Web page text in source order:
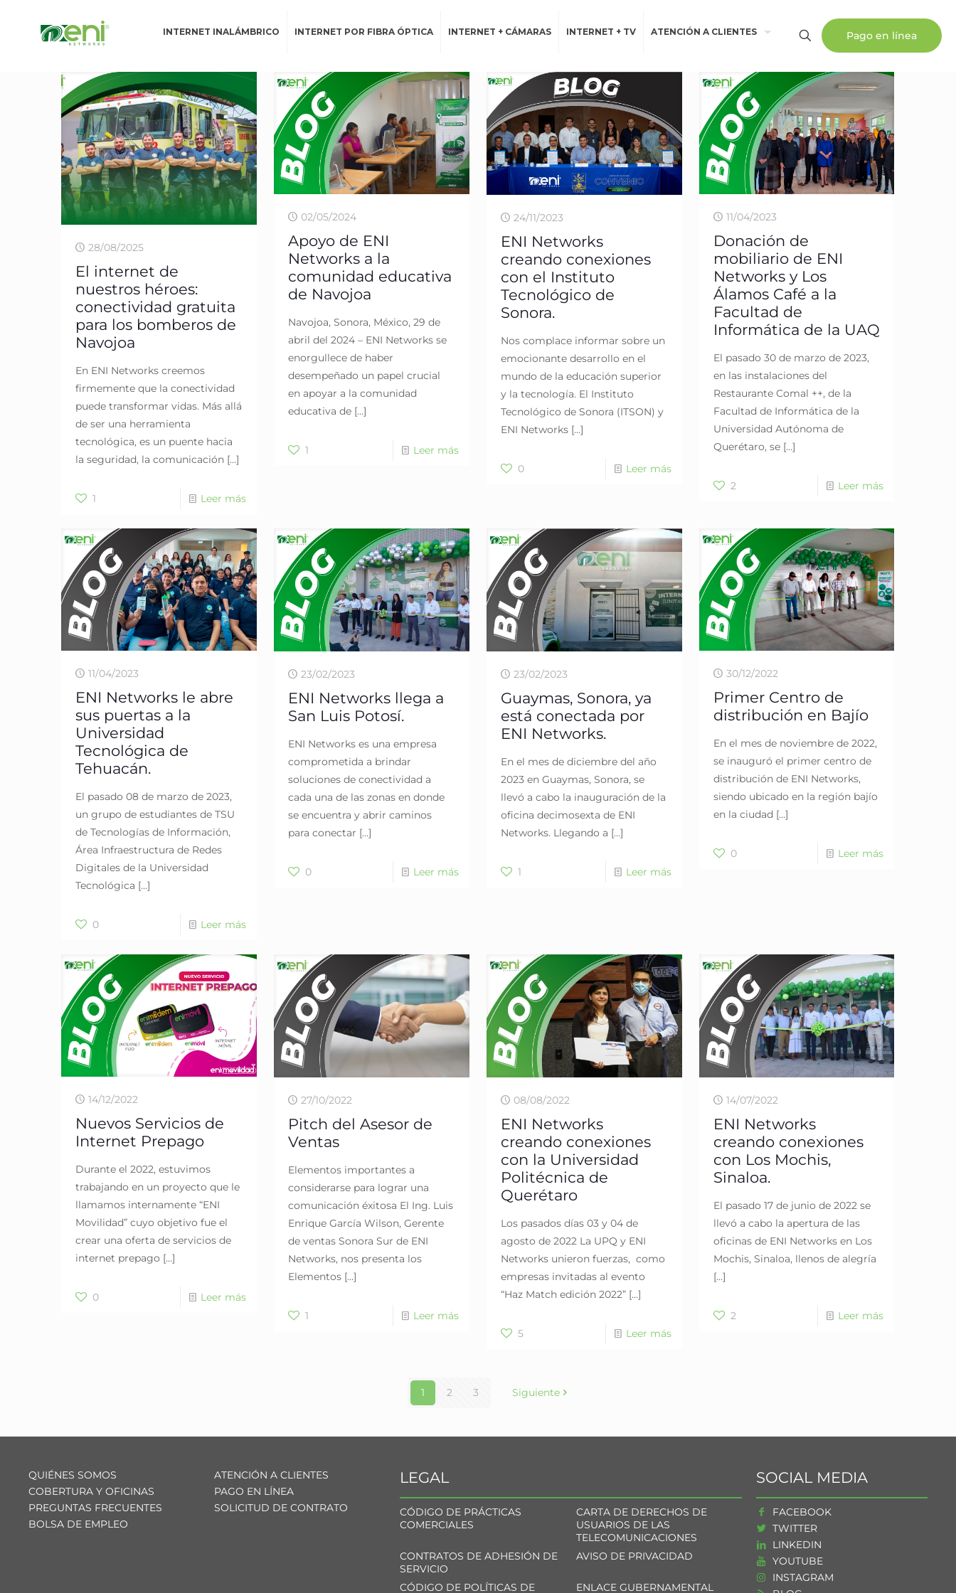
INTERNET INALÁMBRICO INTERNET POR FIBRA ÓPTICA INTERNET + CÁMARAS INTERNET + TV ATENCIÓN A CLIENTES Pago en línea
28/08/2025
El internet de
nuestros héroes:
conectividad gratuita
para los bomberos de
Navojoa
En ENI Networks creemos
firmemente que la conectividad
puede transformar vidas. Más allá
de ser una herramienta
tecnológica, es un puente hacia
la seguridad, la comunicación[…]
1 Leer más
02/05/2024
Apoyo de ENI
Networks a la
comunidad educativa
de Navojoa
Navojoa, Sonora, México, 29 de
abril del 2024 – ENI Networks se
enorgullece de haber
desempeñado un papel crucial
en apoyar a la comunidad
educativa de[…]
1 Leer más
24/11/2023
ENI Networks
creando conexiones
con el Instituto
Tecnológico de
Sonora.
Nos complace informar sobre un
emocionante desarrollo en el
mundo de la educación superior
y la tecnología. El Instituto
Tecnológico de Sonora (ITSON) y
ENI Networks[…]
0 Leer más
11/04/2023
Donación de
mobiliario de ENI
Networks y Los
Álamos Café a la
Facultad de
Informática de la UAQ
El pasado 30 de marzo de 2023,
en las instalaciones del
Restaurante Comal ++, de la
Facultad de Informática de la
Universidad Autónoma de
Querétaro, se[…]
2 Leer más
11/04/2023
ENI Networks le abre
sus puertas a la
Universidad
Tecnológica de
Tehuacán.
El pasado 08 de marzo de 2023,
un grupo de estudiantes de TSU
de Tecnologías de Información,
Área Infraestructura de Redes
Digitales de la Universidad
Tecnológica […]
0 Leer más
23/02/2023
ENI Networks llega a
San Luis Potosí.
ENI Networks es una empresa
comprometida a brindar
soluciones de conectividad a
cada una de las zonas en donde
se encuentra y abrir caminos
para conectar […]
0 Leer más
23/02/2023
Guaymas, Sonora, ya
está conectada por
ENI Networks.
En el mes de diciembre del año
2023 en Guaymas, Sonora, se
llevó a cabo la inauguración de la
oficina decimosexta de ENI
Networks. Llegando a […]
1 Leer más
30/12/2022
Primer Centro de
distribución en Bajío
En el mes de noviembre de 2022,
se inauguró el primer centro de
distribución de ENI Networks,
siendo ubicado en la región bajío
en la ciudad […]
0 Leer más
14/12/2022
Nuevos Servicios de
Internet Prepago
Durante el 2022, estuvimos
trabajando en un proyecto que le
llamamos internamente “ENI
Movilidad” cuyo objetivo fue el
crear una oferta de servicios de
internet prepago […]
0 Leer más
27/10/2022
Pitch del Asesor de
Ventas
Elementos importantes a
considerarse para lograr una
comunicación éxitosa El Ing. Luis
Enrique García Wilson, Gerente
de ventas Sonora Sur de ENI
Networks, nos presenta los
Elementos[…]
1 Leer más
08/08/2022
ENI Networks
creando conexiones
con la Universidad
Politécnica de
Querétaro
Los pasados días 03 y 04 de
agosto de 2022 La UPQ y ENI
Networks unieron fuerzas, como
empresas invitadas al evento
“Haz Match edición 2022”[…]
5 Leer más
14/07/2022
ENI Networks
creando conexiones
con Los Mochis,
Sinaloa.
El pasado 17 de junio de 2022 se
llevó a cabo la apertura de las
oficinas de ENI Networks en Los
Mochis, Sinaloa, llenos de alegría
[…]
2 Leer más
1 2 3 Siguiente
QUIÉNES SOMOS
COBERTURA Y OFICINAS
PREGUNTAS FRECUENTES
BOLSA DE EMPLEO
ATENCIÓN A CLIENTES
PAGO EN LÍNEA
SOLICITUD DE CONTRATO
LEGAL
CÓDIGO DE PRÁCTICAS
COMERCIALES
CARTA DE DERECHOS DE
USUARIOS DE LAS
TELECOMUNICACIONES
CONTRATOS DE ADHESIÓN DE
SERVICIO
AVISO DE PRIVACIDAD
CÓDIGO DE POLÍTICAS DE ENLACE GUBERNAMENTAL
SOCIAL MEDIA
FACEBOOK
TWITTER
LINKEDIN
YOUTUBE
INSTAGRAM